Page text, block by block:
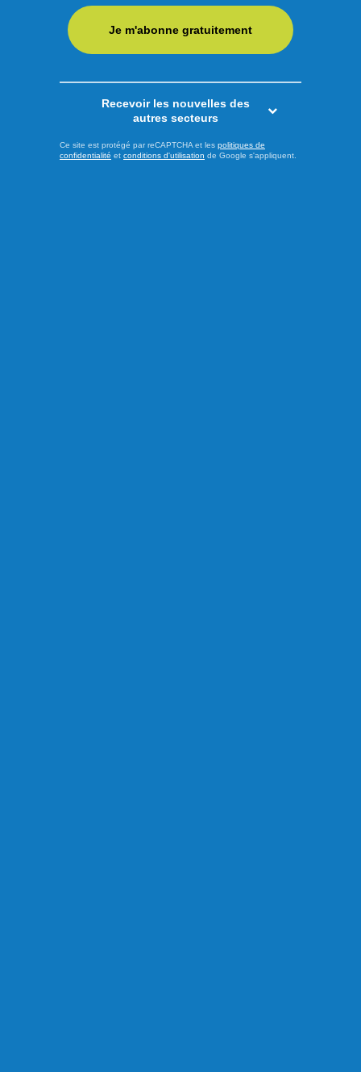
Je m'abonne gratuitement
Recevoir les nouvelles des
autres secteurs
Ce site est protégé par reCAPTCHA et les politiques de
confidentialité et conditions d'utilisation de Google s'appliquent.